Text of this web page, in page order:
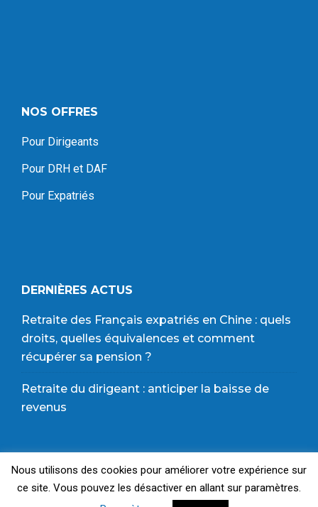
NOS OFFRES
Pour Dirigeants
Pour DRH et DAF
Pour Expatriés
DERNIÈRES ACTUS
Retraite des Français expatriés en Chine : quels
droits, quelles équivalences et comment
récupérer sa pension ?
Retraite du dirigeant : anticiper la baisse de
revenus
© 2024 Copyright |Plan du site |Mentions Légales|
Politique de Confidentialité & CGU
Nous utilisons des cookies pour améliorer votre expérience sur
ce site. Vous pouvez les désactiver en allant sur paramètres.